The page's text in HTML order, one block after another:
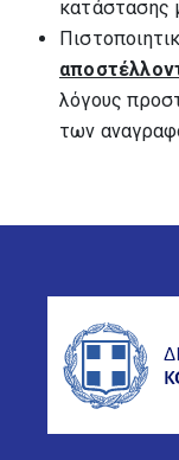
κατάστασης
λόγους
των